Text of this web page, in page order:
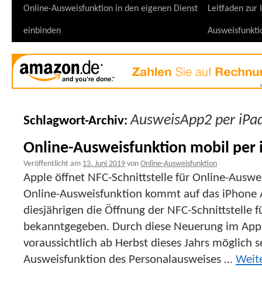
springen
Online-Ausweisfunktion in den eigenen Dienst
einbinden
Leitfaden zur
Schlagwort-Archiv:AusweisApp2 per
Online-Ausweisfunktion mobil per
Veröffentlicht am 13. Juni 2019 von Online-Ausweisfunktion
Apple öffnet NFC-Schnittstelle für Online-
Online-Ausweisfunktion kommt auf das iPhone
diesjährigen die Öffnung der NFC-Schnittstelle
bekanntgegeben. Durch diese Neuerung im
voraussichtlich ab Herbst dieses Jahrs möglich
Ausweisfunktion des Personalausweises …